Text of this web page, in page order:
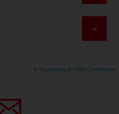
-
© Toursprung © OSM Contributors